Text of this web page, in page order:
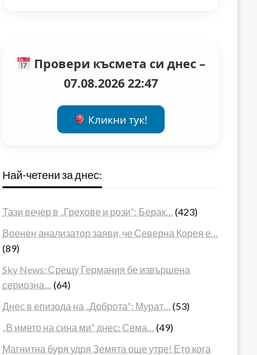
Провери късмета си днес –
07.08.2026 22:47
Кликни тук!
Най-четени за днес:
Тази вечер в „Грехове и рози“: Берак…
(423)
Военен анализатор заяви, че Северна Корея е…
(89)
Sky News: Срещу Германия бе извършена
сериозна…
(64)
Днес в епизода на „Доброта“: Мурат…
(53)
„В името на сина ми“ днес: Сема…
(49)
Магнитна буря удря Земята още утре! Ето кога